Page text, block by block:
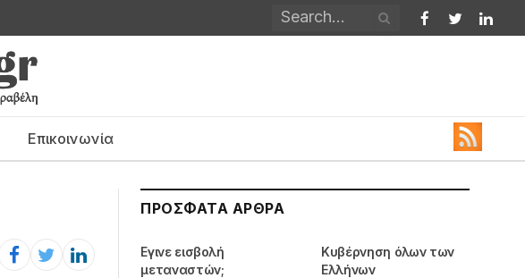
Facebook
Twitter
Επικοινωνία
ΠΡΌΣΦΑΤΑ ΆΡΘΡΑ
Εγινε εισβολή
μεταναστών;
Κυβέρνηση όλων των
Ελλήνων